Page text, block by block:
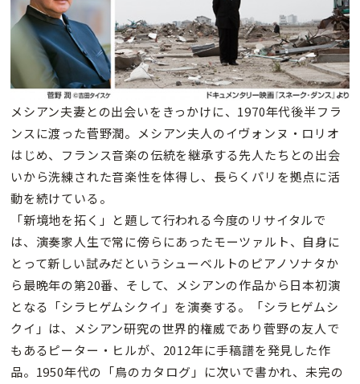
メシアン夫妻との出会いをきっかけに、1970年代後半フラ
ンスに渡った菅野潤。メシアン夫人のイヴォンヌ・ロリオ
はじめ、フランス音楽の伝統を継承する先人たちとの出会
いから洗練された音楽性を体得し、長らくパリを拠点に活
動を続けている。
「新境地を拓く」と題して行われる今度のリサイタルで
は、演奏家人生で常に傍らにあったモーツァルト、自身に
とって新しい試みだというシューベルトのピアノソナタか
ら最晩年の第20番、そして、メシアンの作品から日本初演
となる「シラヒゲムシクイ」を演奏する。「シラヒゲムシ
クイ」は、メシアン研究の世界的権威であり菅野の友人で
もあるピーター・ヒルが、2012年に手稿譜を発見した作
品。1950年代の「鳥のカタログ」に次いで書かれ、未完の